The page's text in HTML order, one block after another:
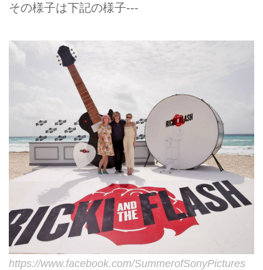
その様子は下記の様子---
https://www.facebook.com/SummerofSonyPictures